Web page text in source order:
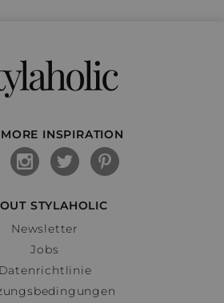
INSPIRATION
STYLAHOLIC
Newsletter
Jobs
Datenrichtlinie